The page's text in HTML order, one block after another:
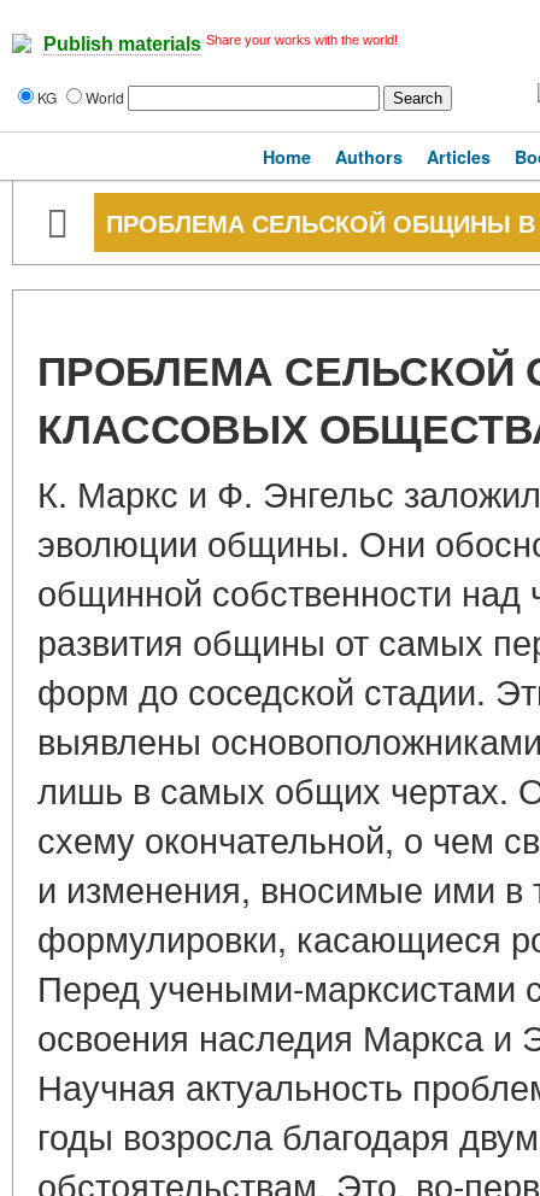
Publish materials Share your works with the world!
KG World
Home Authors Articles
ПРОБЛЕМА СЕЛЬСКОЙ ОБЩИНЫ
ПРОБЛЕМА
КЛАССОВЫХ
К. Маркс и Ф. Энгельс
эволюции общины. Они
общинной собственности над
развития общины от самых
форм до соседской стадии.
выявлены
лишь в самых общих чертах.
схему окончательной, о чем
и изменения, вносимые ими в
формулировки, касающиеся
Перед учеными-марксистами
освоения наследия Маркса и
Научная актуальность
годы возросла благодаря
обстоятельствам. Это, во-